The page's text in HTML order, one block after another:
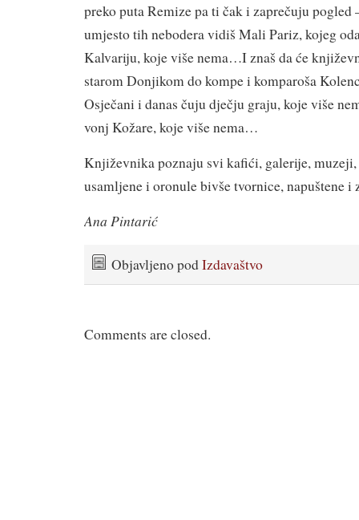
preko puta Remize pa ti čak i zaprečuju pogled
umjesto tih nebodera vidiš Mali Pariz, kojeg
Kalvariju, koje više nema…I znaš da će
starom Donjikom do kompe i komparoša
Osječani i danas čuju dječju graju, koje više
vonj Kožare, koje više nema…
Književnika poznaju svi kafići, galerije,
usamljene i oronule bivše tvornice, napuštene
Ana Pintarić
Objavljeno podIzdavaštvo
Comments are closed.